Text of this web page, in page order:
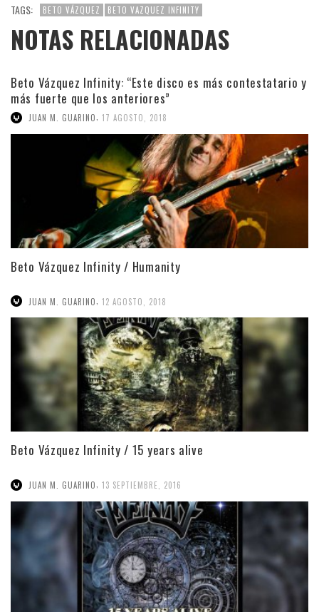
TAGS: BETO VÁZQUEZ BETO VAZQUEZ INFINITY
NOTAS RELACIONADAS
Beto Vázquez Infinity: “Este disco es más contestatario y
más fuerte que los anteriores”
JUAN M. GUARINO 17 AGOSTO, 2018
Beto Vázquez Infinity / Humanity
JUAN M. GUARINO 12 AGOSTO, 2018
Beto Vázquez Infinity / 15 years alive
JUAN M. GUARINO, 13 SEPTIEMBRE, 2016